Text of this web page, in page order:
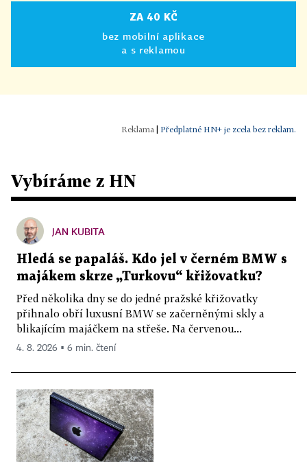
ZA 40 KČ
bez mobilní aplikace
a s reklamou
Předplatné HN+ je zcela bez reklam.
Vybíráme z HN
JAN KUBITA
Hledá se papaláš. Kdo jel v černém BMW s
majákem skrze „Turkovu“ křižovatku?
Před několika dny se do jedné pražské křižovatky
přihnalo obří luxusní BMW se začerněnými skly a
blikajícím majáčkem na střeše. Na červenou...
4. 8. 2026 ▪ 6 min. čtení